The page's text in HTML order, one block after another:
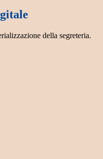
della segreteria.